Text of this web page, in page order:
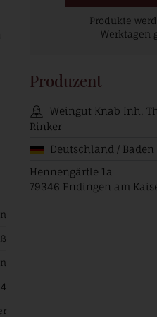
Produkte
Werktagen
Produzent
Weingut Knab Inh.
Rinker
Deutschland / Baden
Hennengärtle 1a
79346 Endingen am